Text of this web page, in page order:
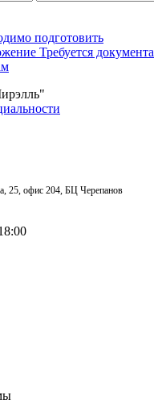
подготовить
Требуется
25, офис 204, БЦ Черепанов